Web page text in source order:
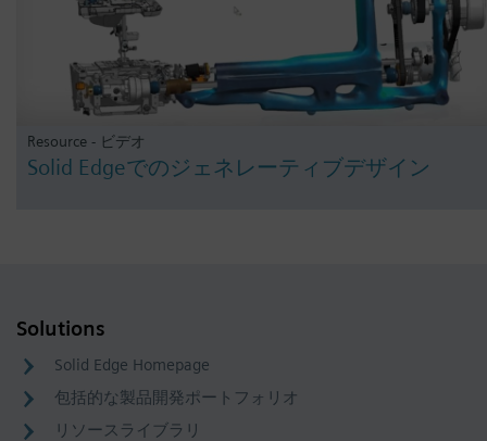
Resource - ビデオ
Solid Edgeでのジェネレーティブデザイン
Solutions
Solid Edge Homepage
包括的な製品開発ポートフォリオ
リソースライブラリ